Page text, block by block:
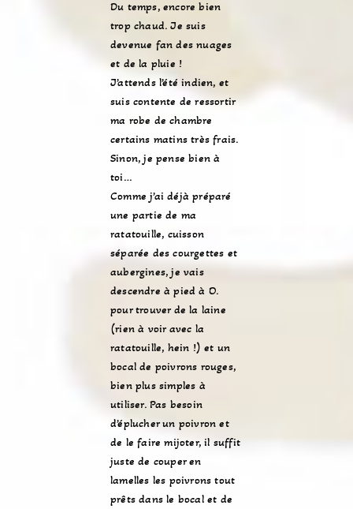
Du temps, encore bien
trop chaud. Je suis
devenue fan des nuages
et de la pluie !
J’attends l’été indien, et
suis contente de ressortir
ma robe de chambre
certains matins très frais.
Sinon, je pense bien à
toi…
Comme j’ai déjà préparé
une partie de ma
ratatouille, cuisson
séparée des courgettes et
aubergines, je vais
descendre à pied à O.
pour trouver de la laine
(rien à voir avec la
ratatouille, hein !) et un
bocal de poivrons rouges,
bien plus simples à
utiliser. Pas besoin
d’éplucher un poivron et
de le faire mijoter, il suffit
juste de couper en
lamelles les poivrons tout
prêts dans le bocal et de